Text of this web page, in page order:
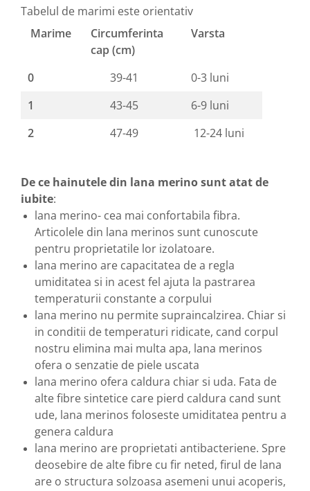
Tabelul de marimi este orientativ
Marime
Circumferinta
cap (cm)
Varsta
0 39-41
0-3 luni
1
43-45
6-9 luni
2
47-49 12-24 luni
De ce hainutele din lana merino sunt atat de
iubite:
lana merino- cea mai confortabila fibra.
Articolele din lana merinos sunt cunoscute
pentru proprietatile lor izolatoare.
lana merino are capacitatea de a regla
umiditatea si in acest fel ajuta la pastrarea
temperaturii constante a corpului
lana merino nu permite supraincalzirea. Chiar si
in conditii de temperaturi ridicate, cand corpul
nostru elimina mai multa apa, lana merinos
ofera o senzatie de piele uscata
lana merino ofera caldura chiar si uda. Fata de
alte fibre sintetice care pierd caldura cand sunt
ude, lana merinos foloseste umiditatea pentru a
genera caldura
lana merino are proprietati antibacteriene. Spre
deosebire de alte fibre cu fir neted, firul de lana
are o structura solzoasa asemeni unui acoperis,